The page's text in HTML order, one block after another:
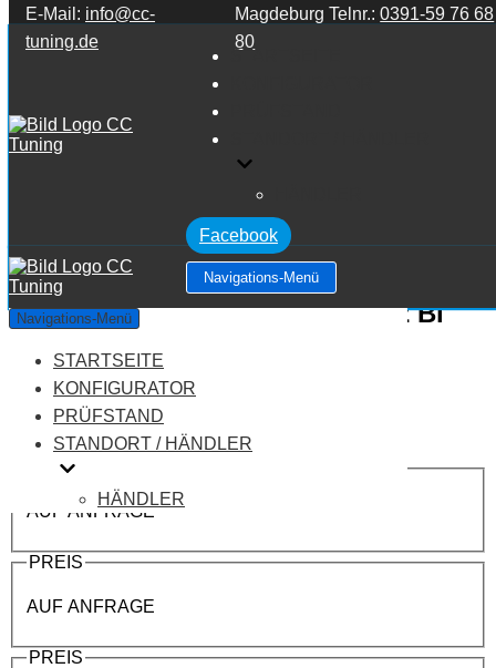
Zum Inhalt springen
E-Mail: info@cc-
tuning.de
Magdeburg Telnr.:0391-59 76 68
80
STARTSEITE
Facebook
Navigations-Menü
Navigations-Menü
STARTSEITE
KONFIGURATOR
PRÜFSTAND
STANDORT / HÄNDLER
HÄNDLER
Aston Martin DB11 AMR 5.2 V12 Bi
Turbo
Leistung:640 PS
Drehmoment:740 NM
Motortyp:Benziner
PREIS
AUF ANFRAGE
PREIS
AUF ANFRAGE
PREIS